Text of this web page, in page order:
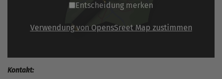
Entscheidung merken
Verwendung von OpensSreet Map zustimmen
Kontakt: